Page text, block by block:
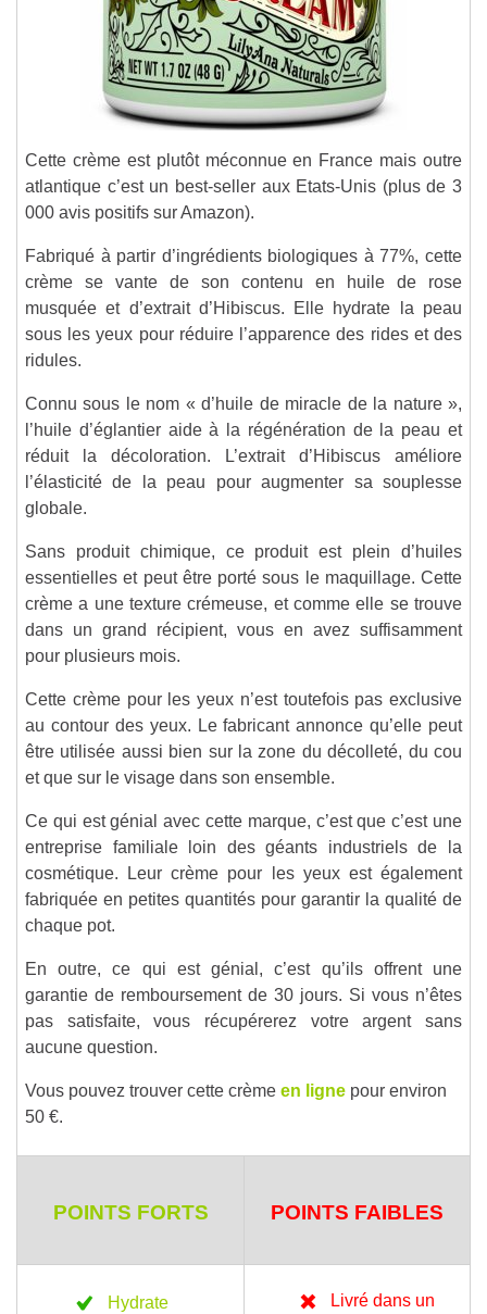
Cette crème est plutôt méconnue en France mais outre
atlantique c’est un best-seller aux Etats-Unis (plus de 3
000 avis positifs sur Amazon).
Fabriqué à partir d’ingrédients biologiques à 77%, cette
crème se vante de son contenu en huile de rose
musquée et d’extrait d’Hibiscus. Elle hydrate la peau
sous les yeux pour réduire l’apparence des rides et des
ridules.
Connu sous le nom « d’huile de miracle de la nature »,
l’huile d’églantier aide à la régénération de la peau et
réduit la décoloration. L’extrait d’Hibiscus améliore
l’élasticité de la peau pour augmenter sa souplesse
globale.
Sans produit chimique, ce produit est plein d’huiles
essentielles et peut être porté sous le maquillage. Cette
crème a une texture crémeuse, et comme elle se trouve
dans un grand récipient, vous en avez suffisamment
pour plusieurs mois.
Cette crème pour les yeux n’est toutefois pas exclusive
au contour des yeux. Le fabricant annonce qu’elle peut
être utilisée aussi bien sur la zone du décolleté, du cou
et que sur le visage dans son ensemble.
Ce qui est génial avec cette marque, c’est que c’est une
entreprise familiale loin des géants industriels de la
cosmétique. Leur crème pour les yeux est également
fabriquée en petites quantités pour garantir la qualité de
chaque pot.
En outre, ce qui est génial, c’est qu’ils offrent une
garantie de remboursement de 30 jours. Si vous n’êtes
pas satisfaite, vous récupérerez votre argent sans
aucune question.
Vous pouvez trouver cette crème en ligne pour environ
50 €.
POINTS FORTS POINTS FAIBLES
Hydrate
Livré dans un